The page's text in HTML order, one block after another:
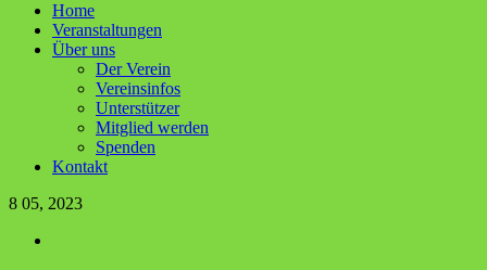
Home
Ver­an­stal­tun­gen
Über uns
Der Ver­ein
Ver­ein­sin­fos
Unter­stüt­zer
Mit­glied werden
Spen­den
Kon­takt
8 05, 2023